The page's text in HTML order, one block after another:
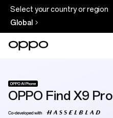
Select your country or region
Global
OPPO Find X9 Pro